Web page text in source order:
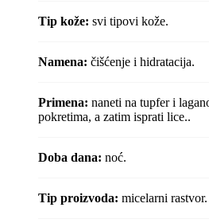
Tip kože: svi tipovi kože.
Namena: čišćenje i hidratacija.
Primena: naneti na tupfer i
pokretima, a zatim isprati lice..
Doba dana: noć.
Tip proizvoda: micelarni rastvor.